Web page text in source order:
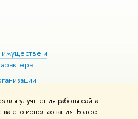
улучшения работы сайта
его использования. Более
имуществе и
здоровья